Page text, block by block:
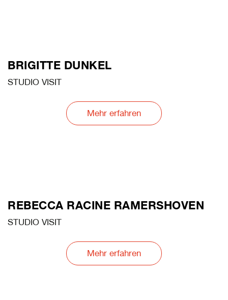
BRIGITTE DUNKEL
STUDIO VISIT
Mehr erfahren
REBECCA RACINE RAMERSHOVEN
STUDIO VISIT
Mehr erfahren